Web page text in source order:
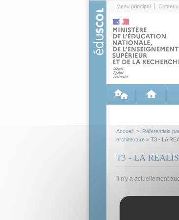
Menu principal Contenu
Accueil > Référentiels
architecture > T3 - LA
T3 - LA
Il n'y a actuellement